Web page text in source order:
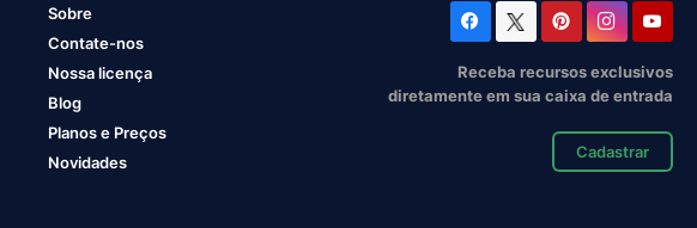
Sobre
Contate-nos
Nossa licença
Blog
Planos e Preços
Novidades
Receba recursos exclusivos
diretamente em sua caixa de entrada
Cadastrar